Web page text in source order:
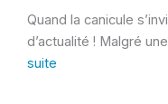
Quand la canicule
d’actualité ! Malgré
suite